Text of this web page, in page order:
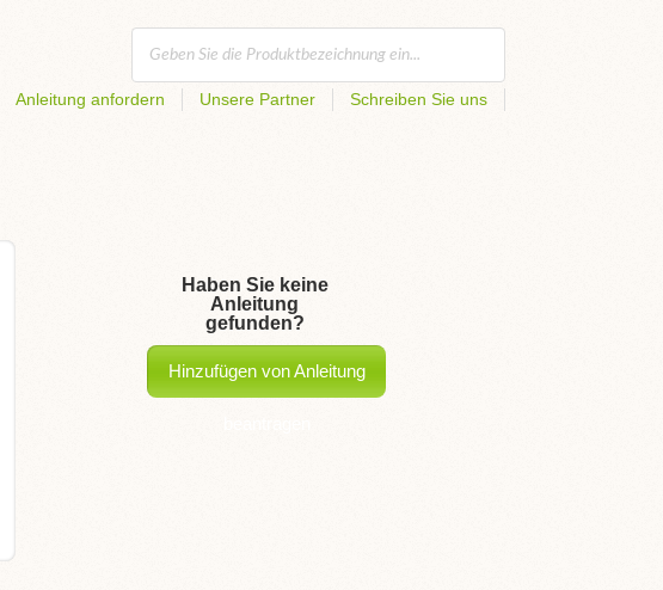
Anleitung anfordern Unsere Partner Schreiben Sie uns
Haben Sie keine
Anleitung
gefunden?
Hinzufügen von Anleitung